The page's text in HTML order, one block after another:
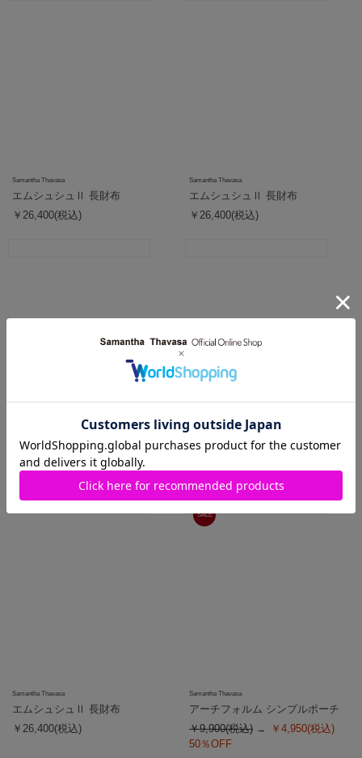
Samantha Thavasa
エムシュシュⅡ 長財布
￥26,400(税込)
Samantha Thavasa
エムシュシュⅡ 長財布
￥26,400(税込)
エムシュシュⅡ 長財布
￥26,400(税込)
エムシュシュⅡ 長財布
￥26,400(税込)
Samantha Thavasa
エムシュシュⅡ 長財布
￥26,400(税込)
SALE
Samantha Thavasa
アーチフォルム シンプルポーチ
￥9,900(税込)
￥4,950(税込)
50％OFF